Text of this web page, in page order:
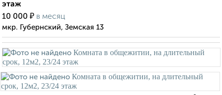
этаж
10 000 ₽ в месяц
мкр. Губернский, Земская 13